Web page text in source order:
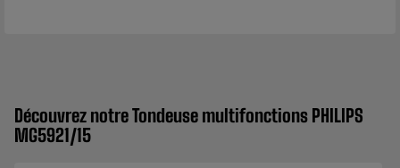
Découvrez notre Tondeuse multifonctions PHILIPS
MG5921/15